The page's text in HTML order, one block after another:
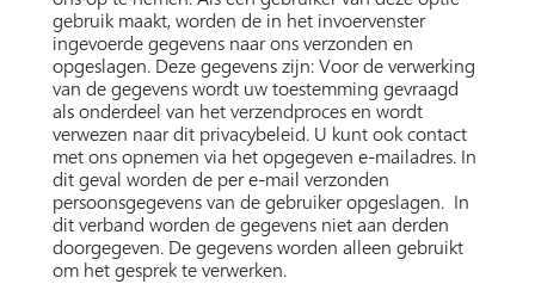
gebruik maakt, worden de in het invoervenster
ingevoerde gegevens naar ons verzonden en
opgeslagen. Deze gegevens zijn: Voor de verwerking
van de gegevens wordt uw toestemming gevraagd
als onderdeel van het verzendproces en wordt
verwezen naar dit privacybeleid. U kunt ook contact
met ons opnemen via het opgegeven e-mailadres. In
dit geval worden de per e-mail verzonden
persoonsgegevens van de gebruiker opgeslagen. In
dit verband worden de gegevens niet aan derden
doorgegeven. De gegevens worden alleen gebruikt
om het gesprek te verwerken.